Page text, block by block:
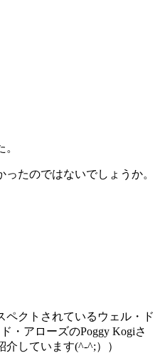
たのではないでしょうか。
ペクトされているウェル・ド
・アローズのPoggy Kogiさ
しています(^-^;））